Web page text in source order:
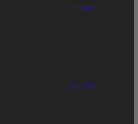
Instagram
YouTube